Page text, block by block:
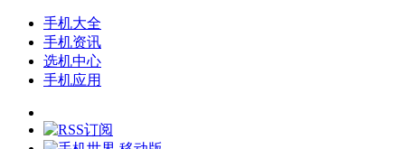
手机大全
手机资讯
选机中心
手机应用